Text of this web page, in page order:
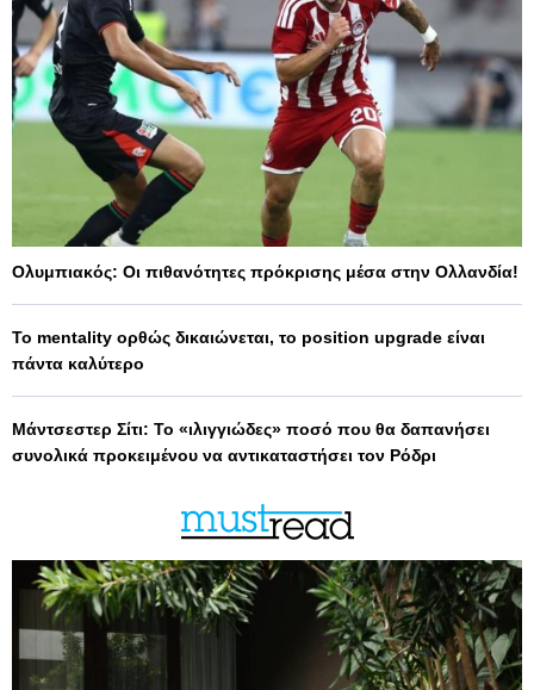
Ολυμπιακός: Οι πιθανότητες πρόκρισης μέσα στην Ολλανδία!
Το mentality ορθώς δικαιώνεται, το position upgrade είναι
πάντα καλύτερο
Μάντσεστερ Σίτι: Το «ιλιγγιώδες» ποσό που θα δαπανήσει
συνολικά προκειμένου να αντικαταστήσει τον Ρόδρι